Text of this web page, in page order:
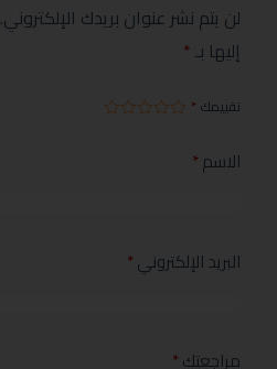
لن يتم نشر عنوان بريدك الإلكتروني.
إليها بـ*
تقييمك *
الاسم*
البريد الإلكتروني*
مراجعتك*